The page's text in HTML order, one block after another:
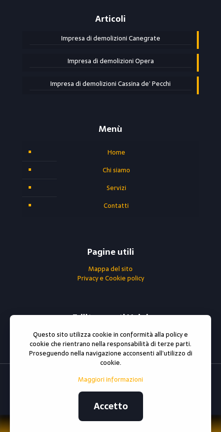
Articoli
Impresa di demolizioni Canegrate
Impresa di demolizioni Opera
Impresa di demolizioni Cassina de’ Pecchi
Menù
Home
Chi siamo
Servizi
Contatti
Pagine utili
Mappa del sito
Privacy e Cookie policy
Ediltrasporti Volpi
0296790302
Partita iva : 06738810966
© 2021 All rights reservedediltrasportivolpi.it
posizionamento realizzato dall'Agenzia web Milano
Revolution Milano.
Privacy e cookie policy|Mappa del sito
Questo sito utilizza cookie in conformità alla policy e
cookie che rientrano nella responsabilità di terze parti.
Proseguendo nella navigazione acconsenti all’utilizzo di
cookie.
Maggiori informazioni
Accetto